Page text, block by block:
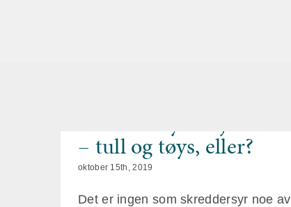
Skreddersydd kjøkken
– tull og tøys, eller?
oktober 15th, 2019
Det er ingen som skreddersyr noe av